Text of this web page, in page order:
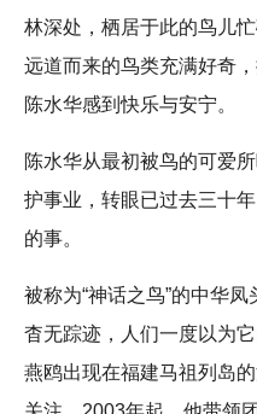
林深处，栖居于此的鸟儿
远道而来的鸟类充满好奇
陈水华感到快乐与安宁。
陈水华从最初被鸟的可爱
护事业，转眼已过去三十
的事。
被称为“神话之鸟”的中华
杳无踪迹，人们一度以为
燕鸥出现在福建马祖列岛